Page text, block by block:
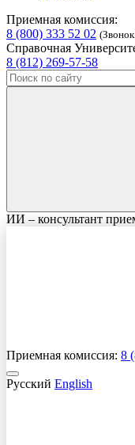
Приемная комиссия:
8 (800) 333 52 02
Справочная
8 (812) 269-57-58
ИИ – консультант
Приемная комиссия: 8
Русский English